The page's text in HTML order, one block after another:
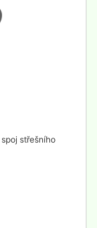
střešního